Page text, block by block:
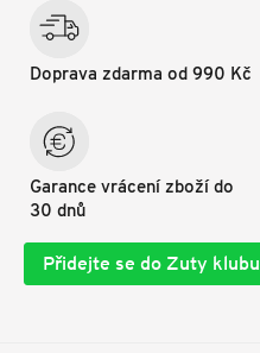
Doprava zdarma od 990 Kč
Garance vrácení zboží do
30 dnů
Přidejte se do Zuty klubu